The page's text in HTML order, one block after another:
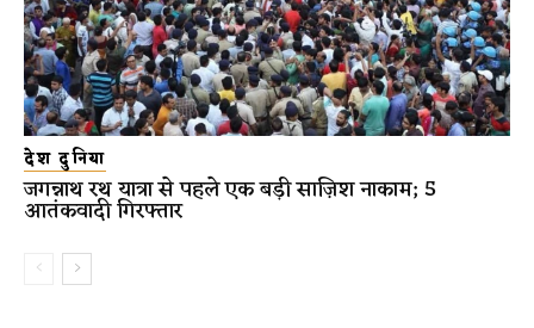
देश दुनिया
जगन्नाथ रथ यात्रा से पहले एक बड़ी साज़िश नाकाम; 5
आतंकवादी गिरफ्तार